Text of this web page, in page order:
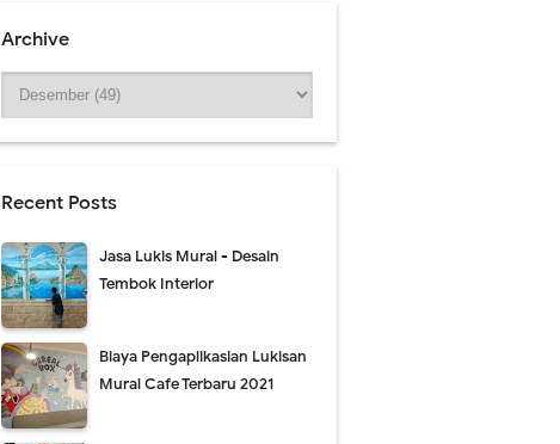
Archive
Recent Posts
Jasa Lukis Mural - Desain
Tembok Interior
Biaya Pengaplikasian Lukisan
Mural Cafe Terbaru 2021